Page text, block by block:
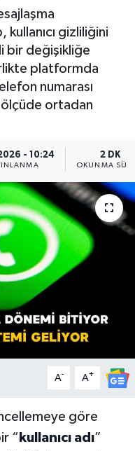
gizliliğini
bir değişikliğe
platformda
numarası
ortadan
- 10:24 2 DK
OKUNMA
A- A+
göre
“ kullanıcı adı”